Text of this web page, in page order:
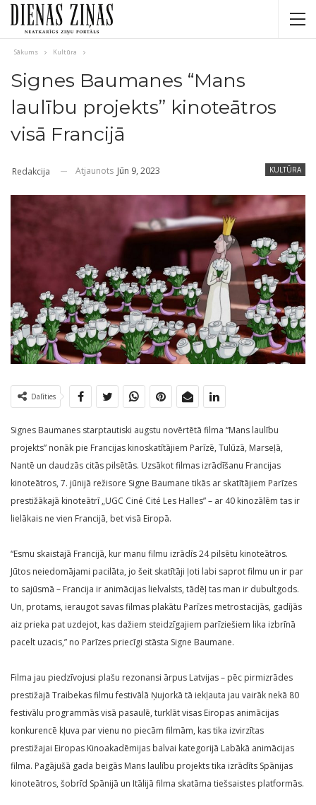
Sākums Kultūra
Signes Baumanes “Mans
laulību projekts” kinoteātros
visā Francijā
KULTŪRA
Redakcija Atjaunots Jūn 9, 2023
Dalīties
Signes Baumanes starptautiski augstu novērtētā filma “Mans laulību
projekts” nonāk pie Francijas kinoskatītājiem Parīzē, Tulūzā, Marseļā,
Nantē un daudzās citās pilsētās. Uzsākot filmas izrādīšanu Francijas
kinoteātros, 7. jūnijā režisore Signe Baumane tikās ar skatītājiem Parīzes
prestižākajā kinoteātrī „UGC Ciné Cité Les Halles” – ar 40 kinozālēm tas ir
lielākais ne vien Francijā, bet visā Eiropā.
“Esmu skaistajā Francijā, kur manu filmu izrādīs 24 pilsētu kinoteātros.
Jūtos neiedomājami pacilāta, jo šeit skatītāji ļoti labi saprot filmu un ir par
to sajūsmā – Francija ir animācijas lielvalsts, tādēļ tas man ir dubultgods.
Un, protams, ieraugot savas filmas plakātu Parīzes metrostacijās, gadījās
aiz prieka pat uzdejot, kas dažiem steidzīgajiem parīziešiem lika izbrīnā
pacelt uzacis,” no Parīzes priecīgi stāsta Signe Baumane.
Filma jau piedzīvojusi plašu rezonansi ārpus Latvijas – pēc pirmizrādes
prestižajā Traibekas filmu festivālā Ņujorkā tā iekļauta jau vairāk nekā 80
festivālu programmās visā pasaulē, turklāt visas Eiropas animācijas
konkurencē kļuva par vienu no piecām filmām, kas tika izvirzītas
prestižajai Eiropas Kinoakadēmijas balvai kategorijā Labākā animācijas
filma. Pagājušā gada beigās Mans laulību projekts tika izrādīts Spānijas
kinoteātros, šobrīd Spānijā un Itālijā filma skatāma tiešsaistes platformās.